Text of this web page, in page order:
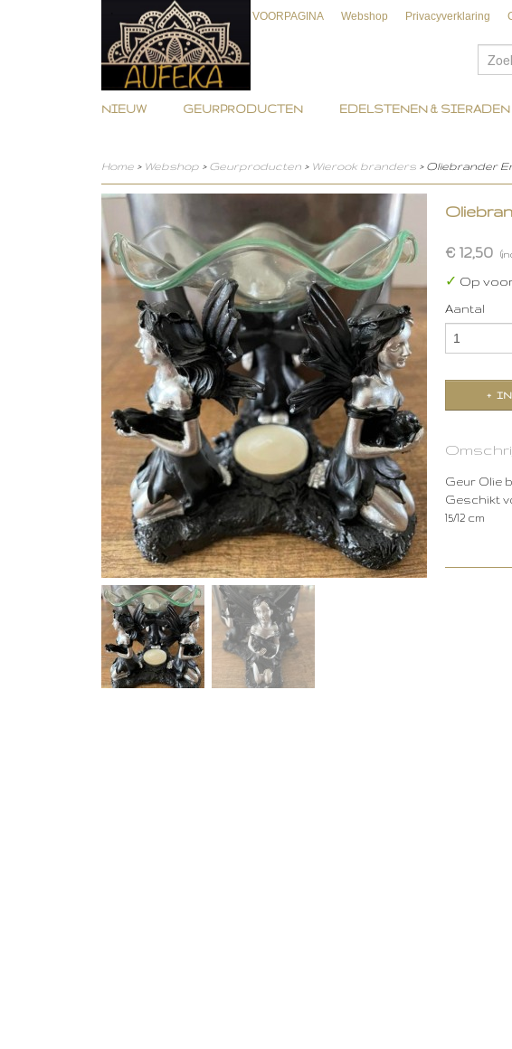
VOORPAGINA Webshop Privacyverklaring
NIEUW GEURPRODUCTEN EDELSTENEN & SIERADEN
Home > Webshop > Geurproducten > Wierook branders > Oliebrander
€ 12,50
✓ Op
Aantal
IN
Geur Olie
Geschikt
15/12 cm